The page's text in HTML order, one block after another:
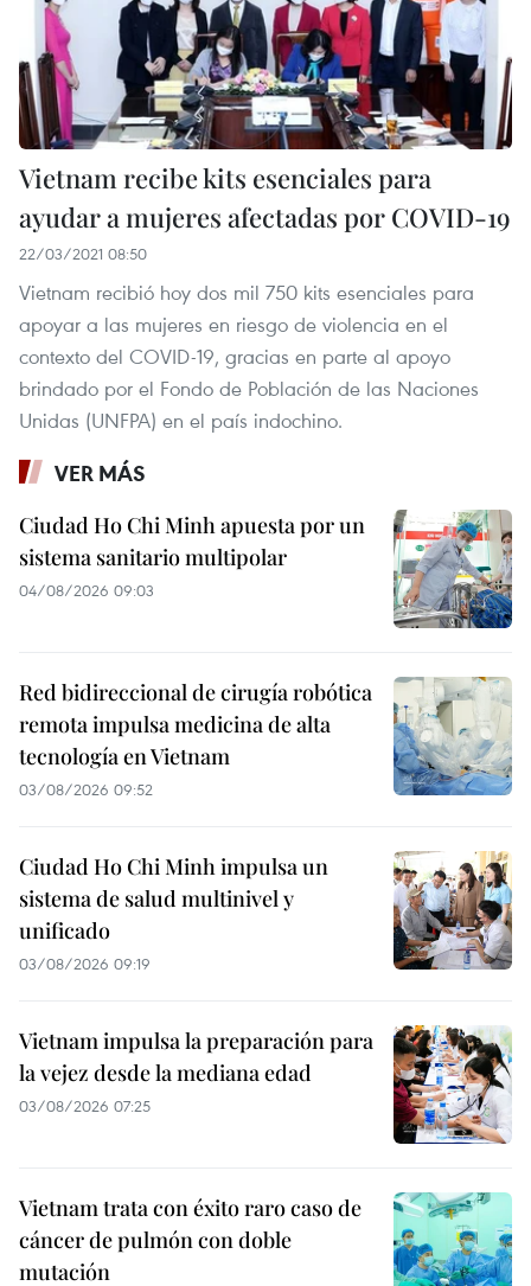
Vietnam recibe kits esenciales para
ayudar a mujeres afectadas por COVID-19
22/03/2021 08:50
Vietnam recibió hoy dos mil 750 kits esenciales para
apoyar a las mujeres en riesgo de violencia en el
contexto del COVID-19, gracias en parte al apoyo
brindado por el Fondo de Población de las Naciones
Unidas (UNFPA) en el país indochino.
VER MÁS
Ciudad Ho Chi Minh apuesta por un
sistema sanitario multipolar
04/08/2026 09:03
Red bidireccional de cirugía robótica
remota impulsa medicina de alta
tecnología en Vietnam
03/08/2026 09:52
Ciudad Ho Chi Minh impulsa un
sistema de salud multinivel y
unificado
03/08/2026 09:19
Vietnam impulsa la preparación para
la vejez desde la mediana edad
03/08/2026 07:25
Vietnam trata con éxito raro caso de
cáncer de pulmón con doble
mutación